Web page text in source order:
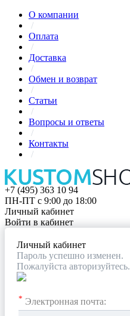
О компании
/
Оплата
/
Доставка
/
Обмен и возврат
/
Статьи
/
Вопросы и ответы
/
Контакты
/
+7 (495) 363 10 94
ПН-ПТ с 9:00 до 18:00
Личный кабинет
Войти в кабинет
Личный кабинет
Пароль успешно изменен.
Пожалуйста авторизуйтесь.
* Электронная почта: